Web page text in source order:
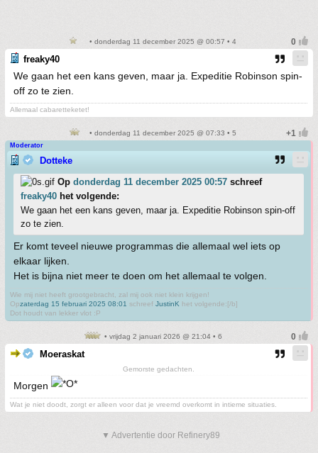
• donderdag 11 december 2025 @ 00:57 • 4
freaky40
We gaan het een kans geven, maar ja. Expeditie Robinson spin-
off zo te zien.
Allemaal cabaretteketet!
• donderdag 11 december 2025 @ 07:33 • 5
Moderator
Dotteke
Op donderdag 11 december 2025 00:57 schreef
freaky40 het volgende:
We gaan het een kans geven, maar ja. Expeditie Robinson spin-off
zo te zien.
Er komt teveel nieuwe programmas die allemaal wel iets op
elkaar lijken.
Het is bijna niet meer te doen om het allemaal te volgen.
Wie mij niet heeft grootgebracht, zal mij ook niet klein krijgen!
Opzaterdag 15 februari 2025 08:01 schreef JustinK het volgende:[/b]
Dot houdt van lekker vlot :P
• vrijdag 2 januari 2026 @ 21:04 • 6
Moeraskat
Gemorste gedachten.
Morgen
Wat je niet doodt, zorgt er alleen voor dat je vreemd overkomt in intieme situaties.
▼ Advertentie door Refinery89